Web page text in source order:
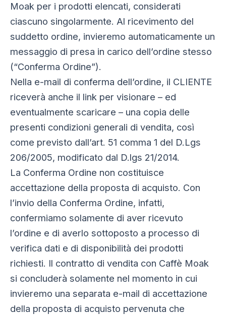
Moak per i prodotti elencati, considerati
ciascuno singolarmente. Al ricevimento del
suddetto ordine, invieremo automaticamente un
messaggio di presa in carico dell’ordine stesso
(“Conferma Ordine”).
Nella e-mail di conferma dell’ordine, il CLIENTE
riceverà anche il link per visionare – ed
eventualmente scaricare – una copia delle
presenti condizioni generali di vendita, così
come previsto dall’art. 51 comma 1 del D.Lgs
206/2005, modificato dal D.lgs 21/2014.
La Conferma Ordine non costituisce
accettazione della proposta di acquisto. Con
l’invio della Conferma Ordine, infatti,
confermiamo solamente di aver ricevuto
l’ordine e di averlo sottoposto a processo di
verifica dati e di disponibilità dei prodotti
richiesti. Il contratto di vendita con Caffè Moak
si concluderà solamente nel momento in cui
invieremo una separata e-mail di accettazione
della proposta di acquisto pervenuta che